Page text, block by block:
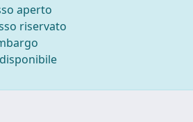
aperto
riservato